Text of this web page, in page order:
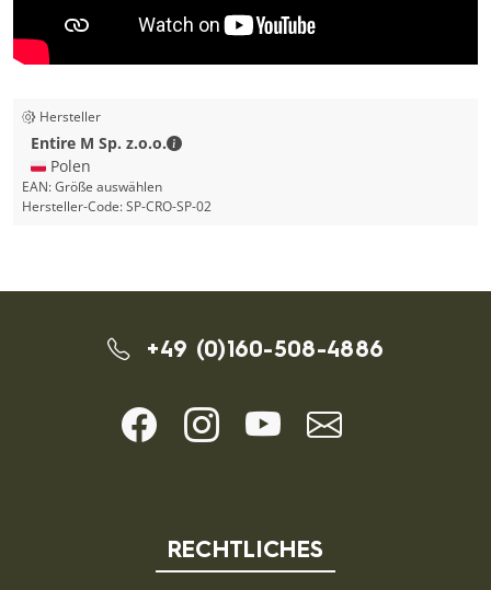
Hersteller
Entire M Sp. z.o.o.
Entire M Sp. z.o.o. - Kontaktdaten
🇵🇱 Polen
EAN:Größe auswählen
Hersteller-Code:SP-CRO-SP-02
+49 (0)160-508-4886
RECHTLICHES